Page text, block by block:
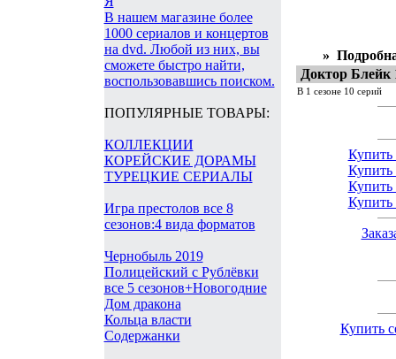
В нашем магазине более
1000 сериалов и концертов
на dvd. Любой из них, вы
сможете быстро найти,
воспользовавшись поиском.
ПОПУЛЯРНЫЕ ТОВАРЫ:
КОЛЛЕКЦИИ
КОРЕЙСКИЕ ДОРАМЫ
ТУРЕЦКИЕ СЕРИАЛЫ
Игра престолов все 8
сезонов:4 вида форматов
Чернобыль 2019
Полицейский с Рублёвки
все 5 сезонов+Новогодние
Дом дракона
Кольца власти
Содержанки
»
Доктор Блейк
В 1 сезоне 10 серий
Купить
Купить
Купить
Купить
Купить